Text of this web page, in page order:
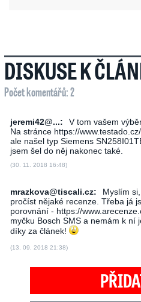
DISKUSE K
Počet komentářů: 2
jeremi42@...:
V tom vašem
Na stránce https://
ale našel typ Siemens
jsem šel do něj nakonec také.
(30. 11. 2018 16:48)
mrazkova@tiscali.cz:
Myslím
pročíst nějaké recenze. Třeba já
porovnání - https://
myčku Bosch SMS a nemám k ní
díky za článek!
(13. 09. 2018 21:38)